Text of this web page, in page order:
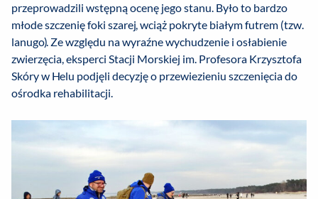
przeprowadzili wstępną ocenę jego stanu. Było to bardzo
młode szczenię foki szarej, wciąż pokryte białym futrem (tzw.
lanugo). Ze względu na wyraźne wychudzenie i osłabienie
zwierzęcia, eksperci Stacji Morskiej im. Profesora Krzysztofa
Skóry w Helu podjęli decyzję o przewiezieniu szczenięcia do
ośrodka rehabilitacji.